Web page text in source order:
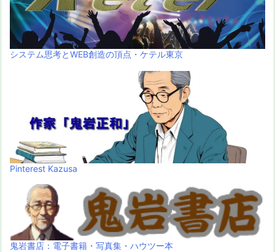
システム思考とWEB創造の頂点・ケテル東京
Pinterest Kazusa
鬼岩書店：電子書籍・写真集・ハウツー本